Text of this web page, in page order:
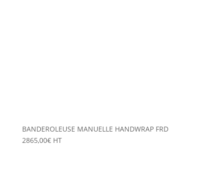
BANDEROLEUSE MANUELLE HANDWRAP FRD
2865,00€ HT